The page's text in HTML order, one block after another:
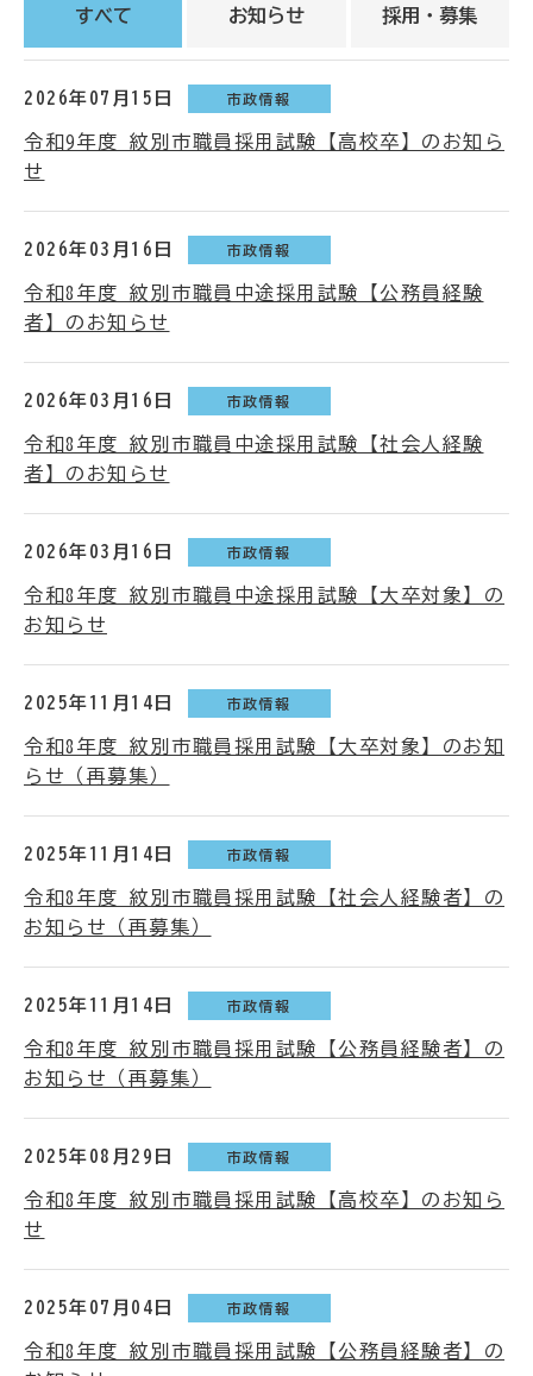
すべて お知らせ 採用・募集
2026年07月15日 市政情報
令和9年度 紋別市職員採用試験【高校卒】のお知ら
せ
2026年03月16日 市政情報
令和8年度 紋別市職員中途採用試験【公務員経験
者】のお知らせ
2026年03月16日 市政情報
令和8年度 紋別市職員中途採用試験【社会人経験
者】のお知らせ
2026年03月16日 市政情報
令和8年度 紋別市職員中途採用試験【大卒対象】の
お知らせ
2025年11月14日 市政情報
令和8年度 紋別市職員採用試験【大卒対象】のお知
らせ（再募集）
2025年11月14日 市政情報
令和8年度 紋別市職員採用試験【社会人経験者】の
お知らせ（再募集）
2025年11月14日 市政情報
令和8年度 紋別市職員採用試験【公務員経験者】の
お知らせ（再募集）
2025年08月29日 市政情報
令和8年度 紋別市職員採用試験【高校卒】のお知ら
せ
2025年07月04日 市政情報
令和8年度 紋別市職員採用試験【公務員経験者】の